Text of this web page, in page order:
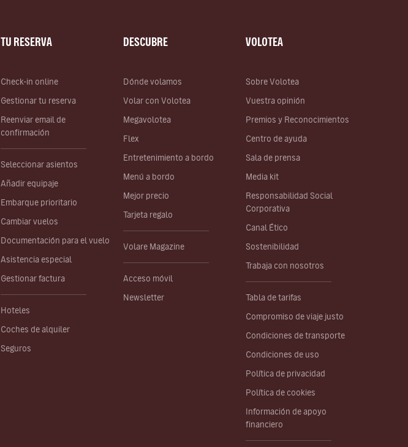
TU RESERVA
Check-in online
Gestionar tu reserva
Reenviar email de
confirmación
Seleccionar asientos
Añadir equipaje
Embarque prioritario
Cambiar vuelos
Documentación para el vuelo
Asistencia especial
Gestionar factura
Hoteles
Coches de alquiler
Seguros
DESCUBRE
Dónde volamos
Volar con Volotea
Megavolotea
Flex
Entretenimiento a bordo
Menú a bordo
Mejor precio
Tarjeta regalo
Volare Magazine
Acceso móvil
Newsletter
VOLOTEA
Sobre Volotea
Vuestra opinión
Premios y Reconocimientos
Centro de ayuda
Sala de prensa
Media kit
Responsabilidad Social
Corporativa
Canal Ético
Sostenibilidad
Trabaja con nosotros
Tabla de tarifas
Compromiso de viaje justo
Condiciones de transporte
Condiciones de uso
Política de privacidad
Política de cookies
Información de apoyo
financiero